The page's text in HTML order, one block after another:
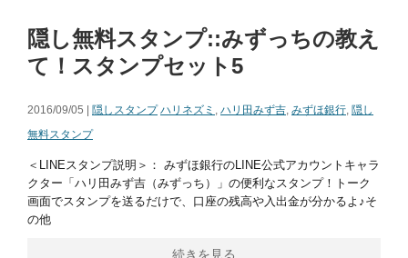
隠し無料スタンプ::みずっちの教え
て！スタンプセット5
2016/09/05 | 隠しスタンプ ハリネズミ , ハリ田みず吉, みずほ銀行, 隠し
無料スタンプ
＜LINEスタンプ説明＞： みずほ銀行のLINE公式アカウントキャラ
クター「ハリ田みず吉（みずっち）」の便利なスタンプ！トーク
画面でスタンプを送るだけで、口座の残高や入出金が分かるよ♪そ
の他
続きを見る